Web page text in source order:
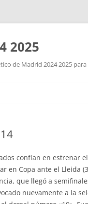
2025
de Madrid 2024 2025
confían en estrenar
en Copa ante el Lleida
que llegó a
nuevamente a la